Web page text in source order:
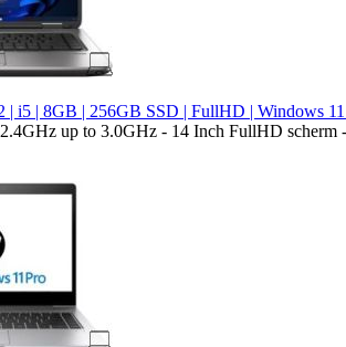
| i5 | 8GB | 256GB SSD | FullHD | Windows
up to 3.0GHz - 14 Inch FullHD